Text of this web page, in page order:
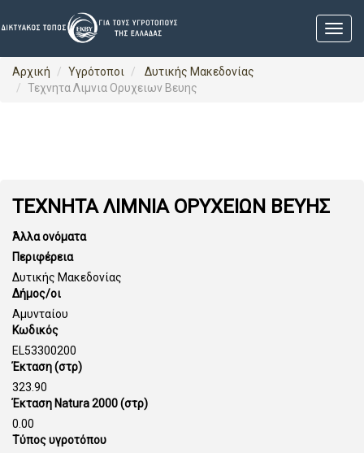
Αρχική Υγρότοποι
Δυτικής Μακεδονίας
Τεχνητα Λιμνια Ορυχειων Βευης
ΤΕΧΝΗΤΑ ΛΙΜΝΙΑ ΟΡΥΧΕΙΩΝ ΒΕΥΗΣ
Άλλα ονόματα
Περιφέρεια
Δυτικής Μακεδονίας
Δήμος/οι
Αμυνταίου
Κωδικός
EL53300200
Έκταση (στρ)
323.90
Έκταση Natura 2000 (στρ)
0.00
Τύπος υγροτόπου